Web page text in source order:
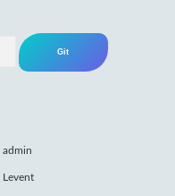
admin
Levent